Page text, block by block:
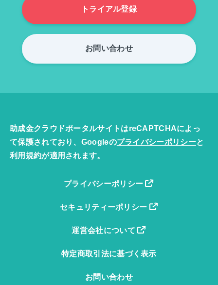
トライアル登録
お問い合わせ
助成金クラウドポータルサイトはreCAPTCHAによっ
て保護されており、Googleのプライバシーポリシーと
利用規約が適用されます。
プライバシーポリシー
セキュリティーポリシー
運営会社について
特定商取引法に基づく表示
お問い合わせ